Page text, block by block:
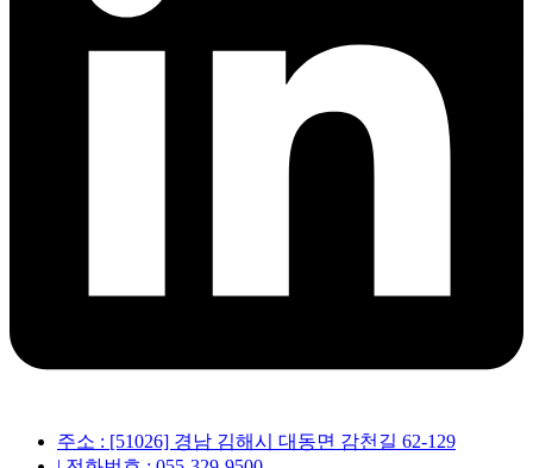
주소 : [51026] 경남 김해시 대동면 감천길 62-129